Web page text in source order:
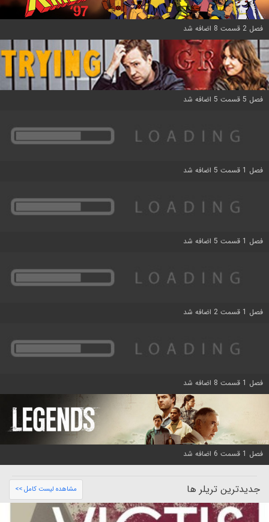
فصل 2 قسمت 8 اضافه شد
فصل 5 قسمت 5 اضافه شد
فصل 1 قسمت 5 اضافه شد
فصل 1 قسمت 5 اضافه شد
فصل 1 قسمت 2 اضافه شد
فصل 1 قسمت 8 اضافه شد
فصل 1 قسمت 6 اضافه شد
جدیدترین تریلر ها مشاهده لیست کامل >>